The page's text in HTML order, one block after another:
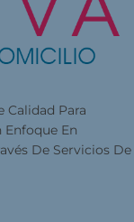
Calidad Para
Enfoque En
De Servicios De